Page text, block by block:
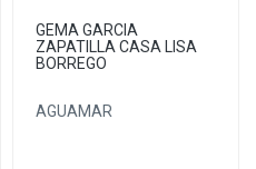
GEMA GARCIA
ZAPATILLA CASA LISA
BORREGO
AGUAMAR